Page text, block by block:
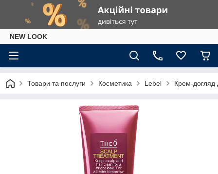
NEW LOOK
Товари та послуги Косметика Lebel Крем-догляд